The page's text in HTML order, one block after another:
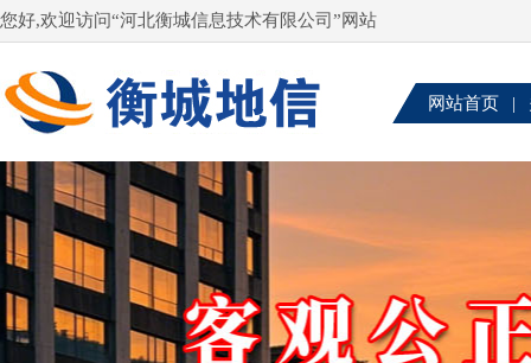
您好,欢迎访问“河北衡城信息技术有限公司”网站
网站首页 |